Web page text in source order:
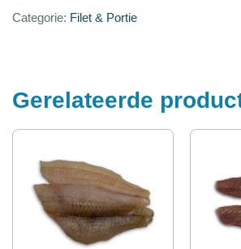
Categorie: Filet & Portie
Gerelateerde